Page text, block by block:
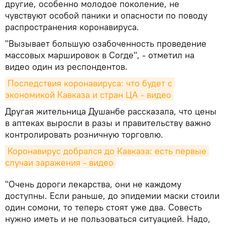
другие, особенно молодое поколение, не
чувствуют особой паники и опасности по поводу
распространения коронавируса.
"Вызывает большую озабоченность проведение
массовых маршировок в Согде", - отметил на
видео один из респондентов.
Последствия коронавируса: что будет с
экономикой Кавказа и стран ЦА - видео
Другая жительница Душанбе рассказала, что цены
в аптеках выросли в разы и правительству важно
контролировать розничную торговлю.
Коронавирус добрался до Кавказа: есть первые
случаи заражения - видео
"Очень дороги лекарства, они не каждому
доступны. Если раньше, до эпидемии маски стоили
один сомони, то теперь стоят уже два. Совесть
нужно иметь и не пользоваться ситуацией. Надо,